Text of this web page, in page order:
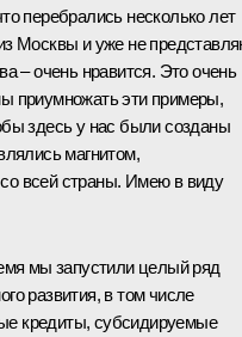
перебрались несколько лет
Москвы и уже не
– очень нравится. Это очень
приумножать эти примеры,
здесь у нас были созданы
магнитом,
всей страны. Имею в виду
мы запустили целый ряд
развития, в том числе
кредиты, субсидируемые